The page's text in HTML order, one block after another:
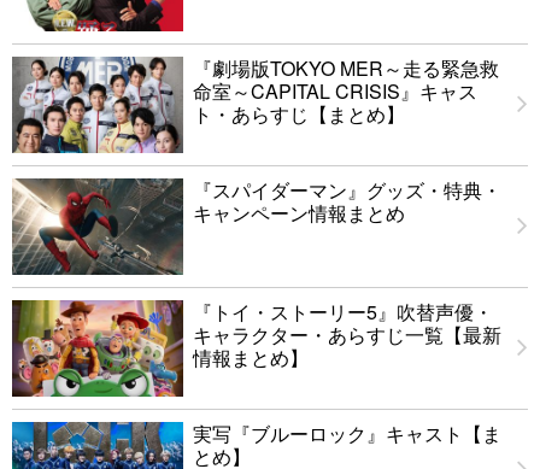
『劇場版TOKYO MER～走る緊急救
命室～CAPITAL CRISIS』キャス
ト・あらすじ【まとめ】
『スパイダーマン』グッズ・特典・
キャンペーン情報まとめ
『トイ・ストーリー5』吹替声優・
キャラクター・あらすじ一覧【最新
情報まとめ】
実写『ブルーロック』キャスト【ま
とめ】